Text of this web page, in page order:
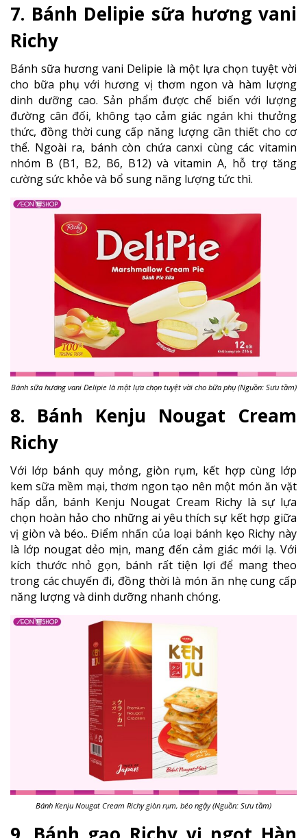
7. Bánh Delipie sữa hương vani
Richy
Bánh sữa hương vani Delipie là một lựa chọn tuyệt vời
cho bữa phụ với hương vị thơm ngon và hàm lượng
dinh dưỡng cao. Sản phẩm được chế biến với lượng
đường cân đối, không tạo cảm giác ngán khi thưởng
thức, đồng thời cung cấp năng lượng cần thiết cho cơ
thể. Ngoài ra, bánh còn chứa canxi cùng các vitamin
nhóm B (B1, B2, B6, B12) và vitamin A, hỗ trợ tăng
cường sức khỏe và bổ sung năng lượng tức thì.
Bánh sữa hương vani Delipie là một lựa chọn tuyệt vời cho bữa phụ (Nguồn: Sưu tầm)
8. Bánh Kenju Nougat Cream
Richy
Với lớp bánh quy mỏng, giòn rụm, kết hợp cùng lớp
kem sữa mềm mại, thơm ngon tạo nên một món ăn vặt
hấp dẫn, bánh Kenju Nougat Cream Richy là sự lựa
chọn hoàn hảo cho những ai yêu thích sự kết hợp giữa
vị giòn và béo.. Điểm nhấn của loại bánh kẹo Richy này
là lớp nougat dẻo mịn, mang đến cảm giác mới lạ. Với
kích thước nhỏ gọn, bánh rất tiện lợi để mang theo
trong các chuyến đi, đồng thời là món ăn nhẹ cung cấp
năng lượng và dinh dưỡng nhanh chóng.
Bánh Kenju Nougat Cream Richy giòn rụm, béo ngậy (Nguồn: Sưu tầm)